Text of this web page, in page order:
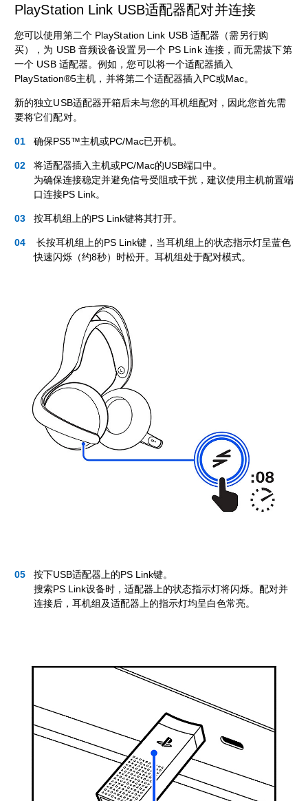
PlayStation Link USB适配器配对并连接
您可以使用第二个 PlayStation Link USB 适配器（需另行购
买），为 USB 音频设备设置另一个 PS Link 连接，而无需拔下第
一个 USB 适配器。例如，您可以将一个适配器插入
PlayStation®5主机，并将第二个适配器插入PC或Mac。
新的独立USB适配器开箱后未与您的耳机组配对，因此您首先需
要将它们配对。
确保PS5™主机或PC/Mac已开机。
将适配器插入主机或PC/Mac的USB端口中。
为确保连接稳定并避免信号受阻或干扰，建议使用主机前置端
口连接PS Link。
按耳机组上的PS Link键将其打开。
长按耳机组上的PS Link键，当耳机组上的状态指示灯呈蓝色
快速闪烁（约8秒）时松开。耳机组处于配对模式。
按下USB适配器上的PS Link键。
搜索PS Link设备时，适配器上的状态指示灯将闪烁。配对并
连接后，耳机组及适配器上的指示灯均呈白色常亮。